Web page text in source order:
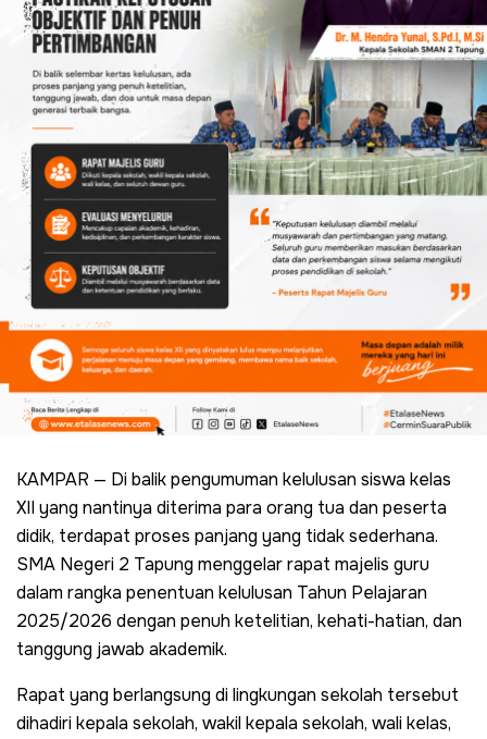
KAMPAR — Di balik pengumuman kelulusan siswa kelas
XII yang nantinya diterima para orang tua dan peserta
didik, terdapat proses panjang yang tidak sederhana.
SMA Negeri 2 Tapung menggelar rapat majelis guru
dalam rangka penentuan kelulusan Tahun Pelajaran
2025/2026 dengan penuh ketelitian, kehati-hatian, dan
tanggung jawab akademik.
Rapat yang berlangsung di lingkungan sekolah tersebut
dihadiri kepala sekolah, wakil kepala sekolah, wali kelas,